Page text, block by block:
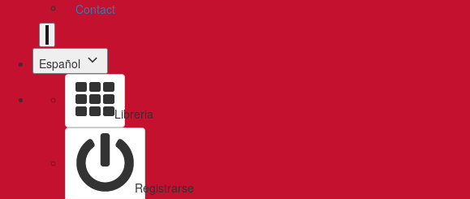
Contact
Español
Libreria
Registrarse